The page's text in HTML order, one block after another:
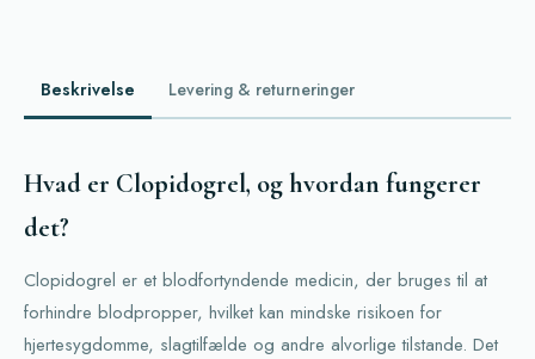
Beskrivelse Levering & returneringer
Hvad er Clopidogrel, og hvordan fungerer
det?
Clopidogrel er et blodfortyndende medicin, der bruges til at
forhindre blodpropper, hvilket kan mindske risikoen for
hjertesygdomme, slagtilfælde og andre alvorlige tilstande. Det